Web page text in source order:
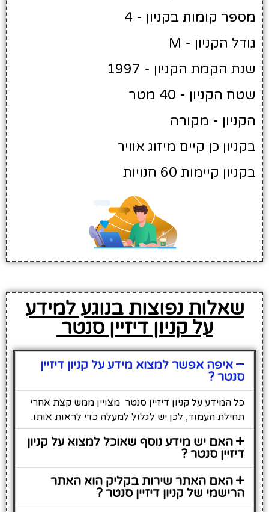
מספר קומות בקניון - 4
גודל הקניון - M
שנת הקמת הקניון - 1997
שטח הקניון - 40 מטר
הקניון - מקורה
בקניון כן קיים מיזוג אוויר
בקניון קיימות 60 חנויות
שאלות נפוצות בנוגע למידע
על קניון דיזיין סנטר
איפה אפשר למצוא מידע על קניון דיזיין
סנטר ?
כל המידע על קניון דיזיין סנטר מצויין ממש קצת אחרי
תחילת העמוד, לכן יש לגלול למעלה כדי לראות אותו.
האם יש מידע נוסף שאוכל למצוא על קניון
דיזיין סנטר ?
האם האתר שירות בקליק הוא האתר
הרישמי של קניון דיזיין סנטר ?